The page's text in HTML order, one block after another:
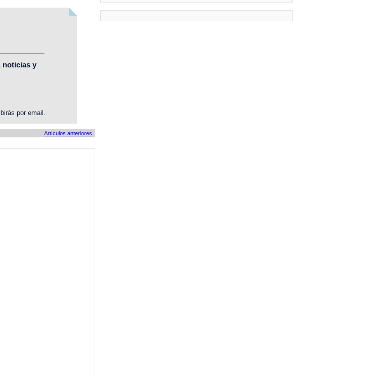
noticias y
por email.
Artículos anteriores